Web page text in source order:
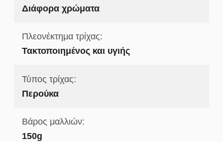
Διάφορα χρώματα
Πλεονέκτημα τρίχας:
Τακτοποιημένος και υγιής
Τύπος τρίχας:
Περούκα
Βάρος μαλλιών:
150g